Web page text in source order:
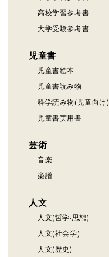
高校学習参考書
大学受験参考書
児童書
児童書絵本
児童書読み物
科学読み物(児童向け)
児童書実用書
芸術
音楽
楽譜
人文
人文(哲学·思想)
人文(社会学)
人文(歴史)